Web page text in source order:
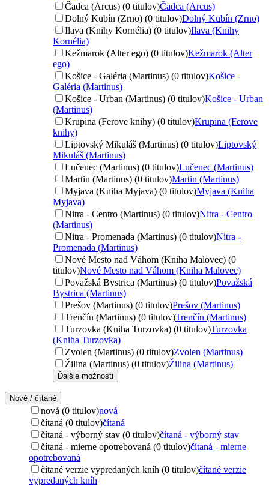
Čadca (Arcus) (0 titulov)Čadca (Arcus)
Dolný Kubín (Zrno) (0 titulov)Dolný Kubín (Zrno)
Ilava (Knihy Kornélia) (0 titulov)Ilava (Knihy
Kornélia)
Kežmarok (Alter ego) (0 titulov)Kežmarok (Alter
ego)
Košice - Galéria (Martinus) (0 titulov)Košice -
Galéria (Martinus)
Košice - Urban (Martinus) (0 titulov)Košice - Urban
(Martinus)
Krupina (Ferove knihy) (0 titulov)Krupina (Ferove
knihy)
Liptovský Mikuláš (Martinus) (0 titulov)Liptovský
Mikuláš (Martinus)
Lučenec (Martinus) (0 titulov)Lučenec (Martinus)
Martin (Martinus) (0 titulov)Martin (Martinus)
Myjava (Kniha Myjava) (0 titulov)Myjava (Kniha
Myjava)
Nitra - Centro (Martinus) (0 titulov)Nitra - Centro
(Martinus)
Nitra - Promenada (Martinus) (0 titulov)Nitra -
Promenada (Martinus)
Nové Mesto nad Váhom (Kniha Malovec) (0
titulov)Nové Mesto nad Váhom (Kniha Malovec)
Považská Bystrica (Martinus) (0 titulov)Považská
Bystrica (Martinus)
Prešov (Martinus) (0 titulov)Prešov (Martinus)
Trenčín (Martinus) (0 titulov)Trenčín (Martinus)
Turzovka (Kniha Turzovka) (0 titulov)Turzovka
(Kniha Turzovka)
Zvolen (Martinus) (0 titulov)Zvolen (Martinus)
Žilina (Martinus) (0 titulov)Žilina (Martinus)
Ďalšie možnosti
Nové / čítané
nová (0 titulov)nová
čítaná (0 titulov)čítaná
čítaná - výborný stav (0 titulov)čítaná - výborný stav
čítaná - mierne opotrebovaná (0 titulov)čítaná - mierne
opotrebovaná
čítané verzie vypredaných kníh (0 titulov)čítané verzie
vypredaných kníh